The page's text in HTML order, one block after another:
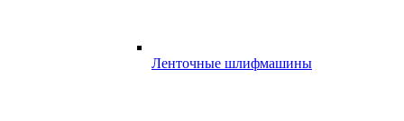
Ленточные шлифмашины